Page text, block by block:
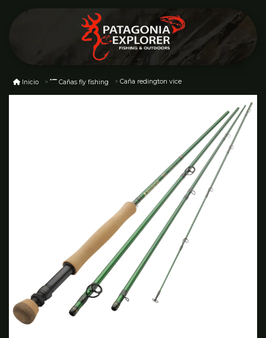
Inicio Cañas fly fishing Caña redington vice